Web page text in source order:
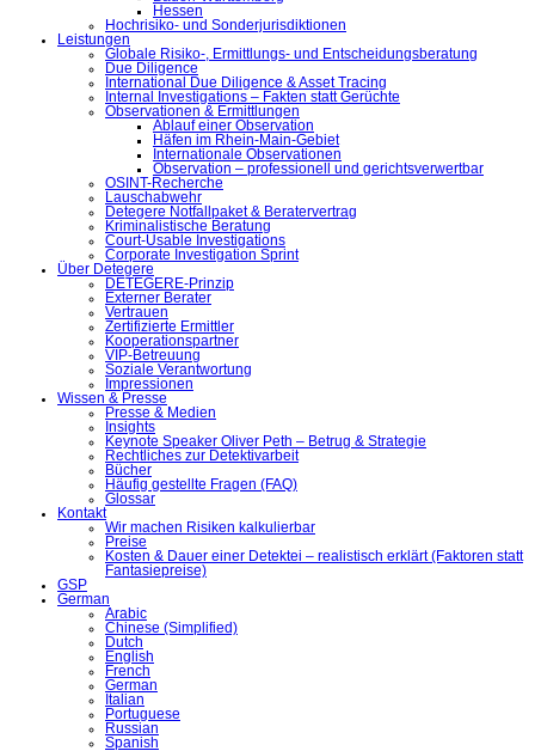
Hessen
Hochrisiko- und Sonderjurisdiktionen
Leistungen
Globale Risiko-, Ermittlungs- und Entscheidungsberatung
Due Diligence
International Due Diligence & Asset Tracing
Internal Investigations – Fakten statt Gerüchte
Observationen & Ermittlungen
Ablauf einer Observation
Häfen im Rhein-Main-Gebiet
Internationale Observationen
Observation – professionell und gerichtsverwertbar
OSINT-Recherche
Lauschabwehr
Detegere Notfallpaket & Beratervertrag
Kriminalistische Beratung
Court-Usable Investigations
Corporate Investigation Sprint
Über Detegere
DETEGERE-Prinzip
Externer Berater
Vertrauen
Zertifizierte Ermittler
Kooperationspartner
VIP-Betreuung
Soziale Verantwortung
Impressionen
Wissen & Presse
Presse & Medien
Insights
Keynote Speaker Oliver Peth – Betrug & Strategie
Rechtliches zur Detektivarbeit
Bücher
Häufig gestellte Fragen (FAQ)
Glossar
Kontakt
Wir machen Risiken kalkulierbar
Preise
Kosten & Dauer einer Detektei – realistisch erklärt (Faktoren statt
Fantasiepreise)
GSP
German
Arabic
Chinese (Simplified)
Dutch
English
French
German
Italian
Portuguese
Russian
Spanish